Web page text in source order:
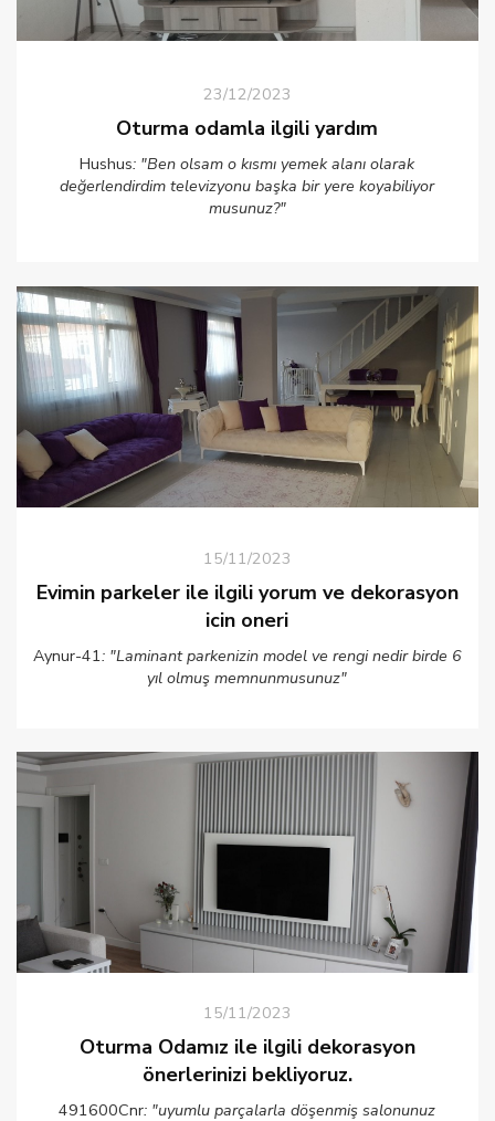
23/12/2023
Oturma odamla ilgili yardım
Hushus: "Ben olsam o kısmı yemek alanı olarak
değerlendirdim televizyonu başka bir yere koyabiliyor
musunuz?"
15/11/2023
Evimin parkeler ile ilgili yorum ve dekorasyon
icin oneri
Aynur-41: "Laminant parkenizin model ve rengi nedir birde 6
yıl olmuş memnunmusunuz"
15/11/2023
Oturma Odamız ile ilgili dekorasyon
önerlerinizi bekliyoruz.
491600Cnr: "uyumlu parçalarla döşenmiş salonunuz